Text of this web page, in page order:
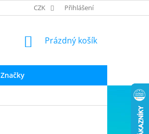
OBCHODNÍ PODMÍNKY
CZK Přihlášení
NÁKUPNÍ
Prázdný košík
Značky